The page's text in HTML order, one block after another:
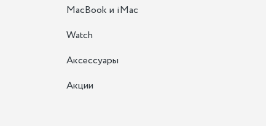
MacBook и iMac
Watch
Аксессуары
Акции